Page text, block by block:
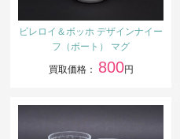
ビレロイ＆ボッホ デザインナイー
フ（ボート） マグ
買取価格： 800円